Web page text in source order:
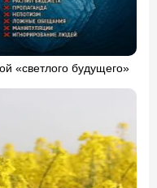
«светлого будущего»